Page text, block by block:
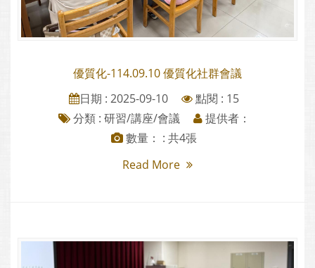
優質化-114.09.10 優質化社群會議
日期 : 2025-09-10
點閱 : 15
分類 : 研習/講座/會議
提供者：
數量： : 共4張
Read More